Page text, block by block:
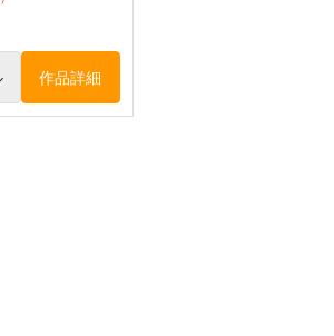
作品詳細